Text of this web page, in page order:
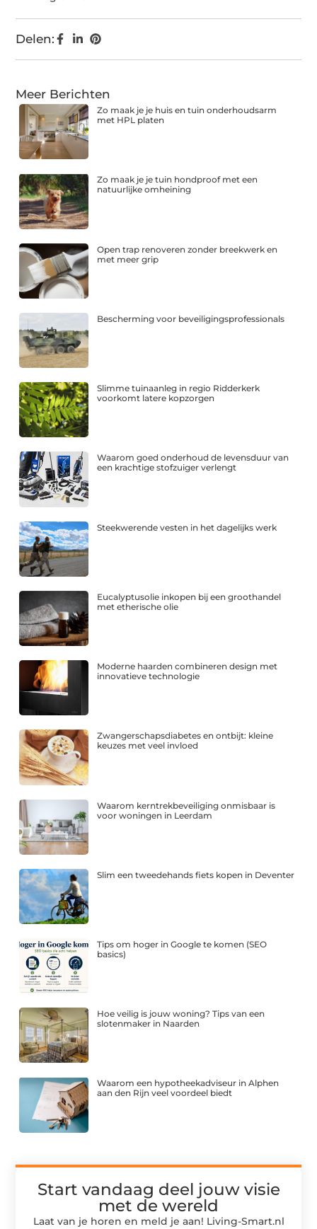
Delen:
Meer Berichten
Zo maak je je huis en tuin onderhoudsarm
met HPL platen
Zo maak je je tuin hondproof met een
natuurlijke omheining
Open trap renoveren zonder breekwerk en
met meer grip
Bescherming voor beveiligingsprofessionals
Slimme tuinaanleg in regio Ridderkerk
voorkomt latere kopzorgen
Waarom goed onderhoud de levensduur van
een krachtige stofzuiger verlengt
Steekwerende vesten in het dagelijks werk
Eucalyptusolie inkopen bij een groothandel
met etherische olie
Moderne haarden combineren design met
innovatieve technologie
Zwangerschapsdiabetes en ontbijt: kleine
keuzes met veel invloed
Waarom kerntrekbeveiliging onmisbaar is
voor woningen in Leerdam
Slim een tweedehands fiets kopen in Deventer
Tips om hoger in Google te komen (SEO
basics)
Hoe veilig is jouw woning? Tips van een
slotenmaker in Naarden
Waarom een hypotheekadviseur in Alphen
aan den Rijn veel voordeel biedt
Start vandaag deel jouw visie
met de wereld
Laat van je horen en meld je aan! Living-Smart.nl